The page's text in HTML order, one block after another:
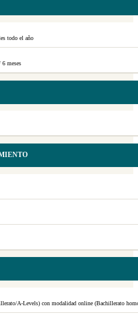
todo el año
6 meses
A-Levels) con modalidad online (Bachillerato